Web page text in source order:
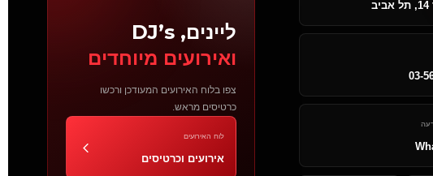
03-
ליינים, DJ’s
ואירועים מיוחדים
צפו בלוח האירועים המעודכן ורכשו
כרטיסים מראש.
לוח האירועים
אירועים וכרטיסים